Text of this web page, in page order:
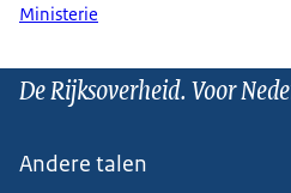
Ministerie
De Rijksoverheid. Voor
Andere talen